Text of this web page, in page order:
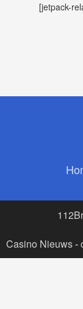
[jetpack-
Casino Nieuws-